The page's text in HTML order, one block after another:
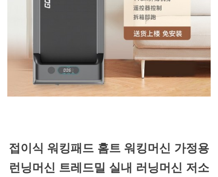
접이식 워킹패드 홈트 워킹머신 가정용
런닝머신 트레드밀 실내 러닝머신 저소